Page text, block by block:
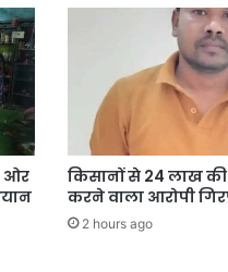
ओर
किसानों से 24 लाख की
करने वाला आरोपी
2 hours ago